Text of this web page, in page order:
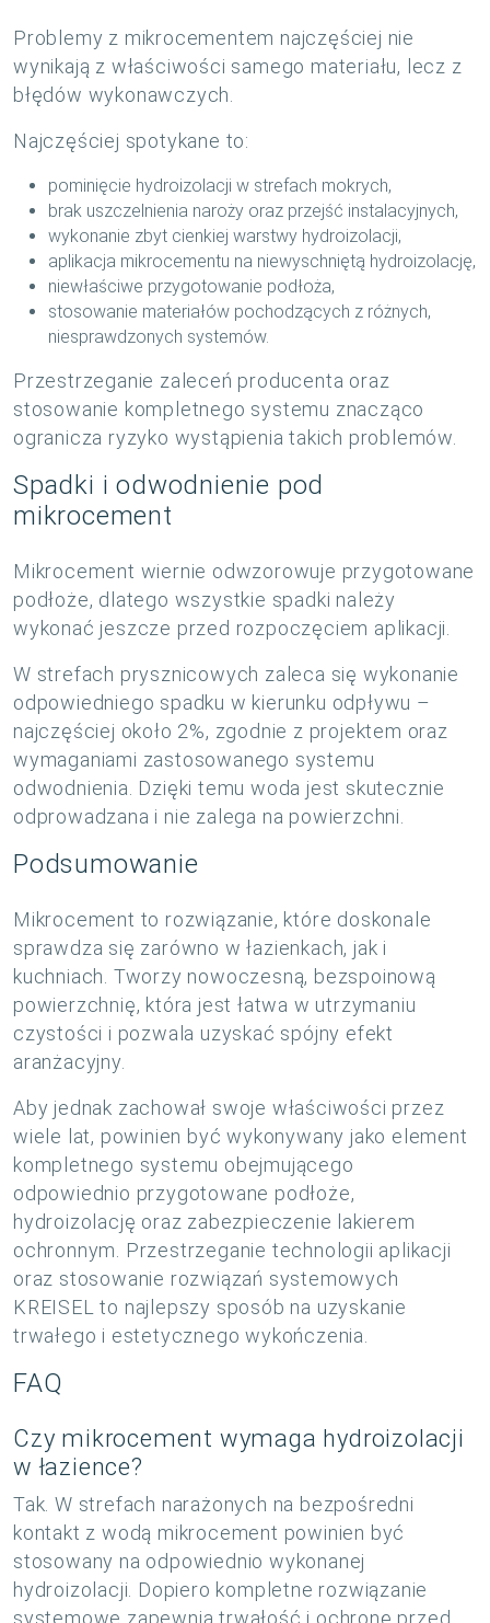
Problemy z mikrocementem najczęściej nie
wynikają z właściwości samego materiału, lecz z
błędów wykonawczych.
Najczęściej spotykane to:
pominięcie hydroizolacji w strefach mokrych,
brak uszczelnienia naroży oraz przejść instalacyjnych,
wykonanie zbyt cienkiej warstwy hydroizolacji,
aplikacja mikrocementu na niewyschniętą hydroizolację,
niewłaściwe przygotowanie podłoża,
stosowanie materiałów pochodzących z różnych,
niesprawdzonych systemów.
Przestrzeganie zaleceń producenta oraz
stosowanie kompletnego systemu znacząco
ogranicza ryzyko wystąpienia takich problemów.
Spadki i odwodnienie pod
mikrocement
Mikrocement wiernie odwzorowuje przygotowane
podłoże, dlatego wszystkie spadki należy
wykonać jeszcze przed rozpoczęciem aplikacji.
W strefach prysznicowych zaleca się wykonanie
odpowiedniego spadku w kierunku odpływu –
najczęściej około 2%, zgodnie z projektem oraz
wymaganiami zastosowanego systemu
odwodnienia. Dzięki temu woda jest skutecznie
odprowadzana i nie zalega na powierzchni.
Podsumowanie
Mikrocement to rozwiązanie, które doskonale
sprawdza się zarówno w łazienkach, jak i
kuchniach. Tworzy nowoczesną, bezspoinową
powierzchnię, która jest łatwa w utrzymaniu
czystości i pozwala uzyskać spójny efekt
aranżacyjny.
Aby jednak zachował swoje właściwości przez
wiele lat, powinien być wykonywany jako element
kompletnego systemu obejmującego
odpowiednio przygotowane podłoże,
hydroizolację oraz zabezpieczenie lakierem
ochronnym. Przestrzeganie technologii aplikacji
oraz stosowanie rozwiązań systemowych
KREISEL to najlepszy sposób na uzyskanie
trwałego i estetycznego wykończenia.
FAQ
Czy mikrocement wymaga hydroizolacji
w łazience?
Tak. W strefach narażonych na bezpośredni
kontakt z wodą mikrocement powinien być
stosowany na odpowiednio wykonanej
hydroizolacji. Dopiero kompletne rozwiązanie
systemowe zapewnia trwałość i ochronę przed